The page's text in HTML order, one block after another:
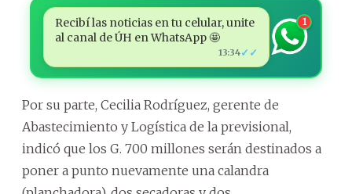
Recibí las noticias en tu celular, unite
al canal de ÚH en WhatsApp 🤩
13:34✓✓
1
Por su parte, Cecilia Rodríguez, gerente de
Abastecimiento y Logística de la previsional,
indicó que los G. 700 millones serán destinados a
poner a punto nuevamente una calandra